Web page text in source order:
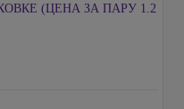
(ЦЕНА ЗА ПАРУ 1.2